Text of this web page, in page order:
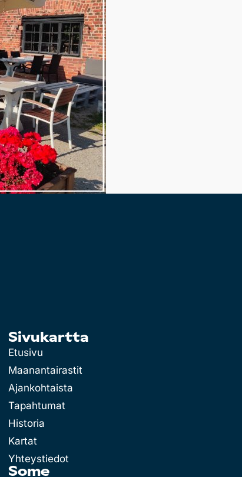
Sivukartta
Etusivu
Maanantairastit
Ajankohtaista
Tapahtumat
Historia
Kartat
Yhteystiedot
Some